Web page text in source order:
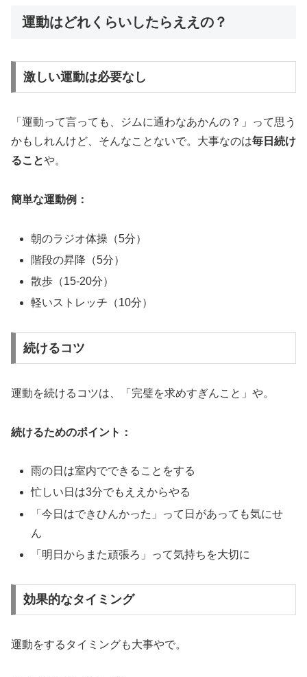
運動はどれくらいしたらええの？
激しい運動は必要なし
「運動って言っても、ジムに通わなあかんの？」って思う
かもしれんけど、そんなことないで。大事なのは毎日続け
ることや。
簡単な運動例：
朝のラジオ体操（5分）
階段の昇降（5分）
散歩（15-20分）
軽いストレッチ（10分）
続けるコツ
運動を続けるコツは、「完璧を求めすぎんこと」や。
続けるためのポイント：
雨の日は室内でできることをする
忙しい日は3分でもええからやる
「今日はできひんかった」って日があっても気にせ
ん
「明日からまた頑張ろ」って気持ちを大切に
効果的なタイミング
運動をするタイミングも大事やで。